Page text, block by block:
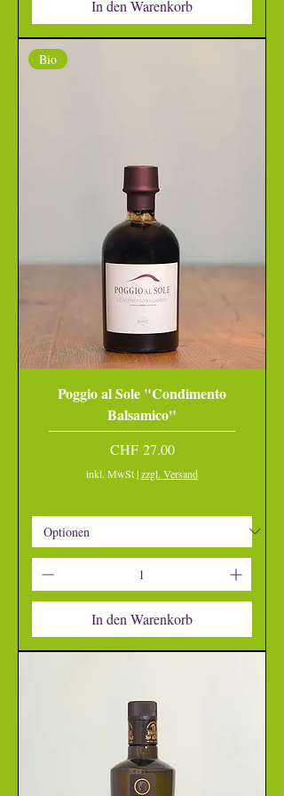
In den Warenkorb
Bio
Poggio al Sole "Condimento
Balsamico"
Preis
CHF 27.00
inkl. MwSt|zzgl. Versand
In den Warenkorb